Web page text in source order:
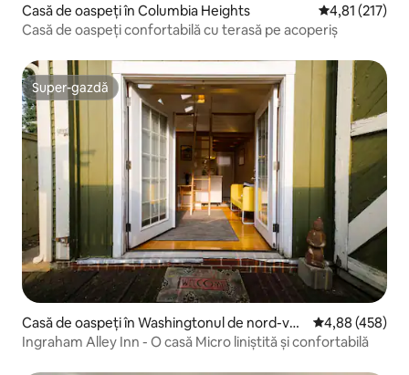
Casă de oaspeți în Columbia Heights Scor mediu
4,81 (217)
Casă de oaspeți confortabilă cu terasă pe acoperiș
Super-gazdă
Super-gazdă
Casă de oaspeți în Washingtonul de nord-ves
t
Scor mediu de
4,88 (458)
Ingraham Alley Inn - O casă Micro liniștită și confortabilă